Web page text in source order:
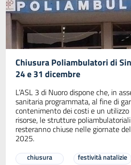
Chiusura Poliambulatori di
24 e 31 dicembre
L’ASL 3 di Nuoro dispone che, in
sanitaria programmata, al fine di
contenimento dei costi e un
risorse, le strutture
resteranno chiuse nelle giornate
2025.
chiusura festività natalizie